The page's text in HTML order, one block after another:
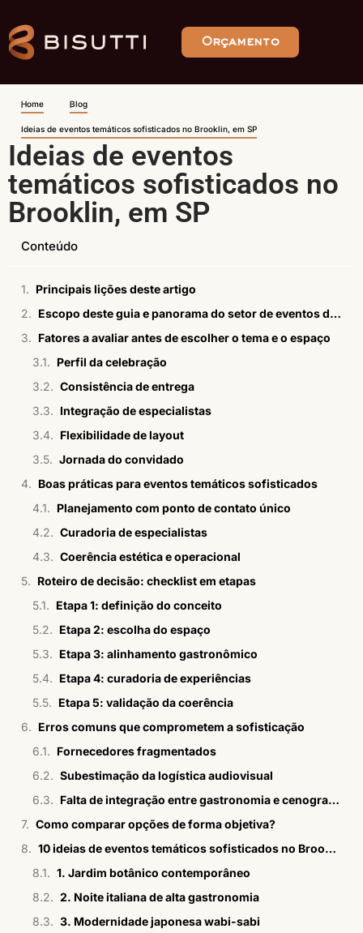
Orçamento
Home Blog
Ideias de eventos temáticos sofisticados no Brooklin, em SP
Ideias de eventos
temáticos sofisticados no
Brooklin, em SP
Conteúdo
Principais lições deste artigo
Escopo deste guia e panorama do setor de eventos de luxo no Brooklin
Fatores a avaliar antes de escolher o tema e o espaço
Perfil da celebração
Consistência de entrega
Integração de especialistas
Flexibilidade de layout
Jornada do convidado
Boas práticas para eventos temáticos sofisticados
Planejamento com ponto de contato único
Curadoria de especialistas
Coerência estética e operacional
Roteiro de decisão: checklist em etapas
Etapa 1: definição do conceito
Etapa 2: escolha do espaço
Etapa 3: alinhamento gastronômico
Etapa 4: curadoria de experiências
Etapa 5: validação da coerência
Erros comuns que comprometem a sofisticação
Fornecedores fragmentados
Subestimação da logística audiovisual
Falta de integração entre gastronomia e cenografia
Como comparar opções de forma objetiva?
10 ideias de eventos temáticos sofisticados no Brooklin e bairros próximos
1. Jardim botânico contemporâneo
2. Noite italiana de alta gastronomia
3. Modernidade japonesa wabi-sabi